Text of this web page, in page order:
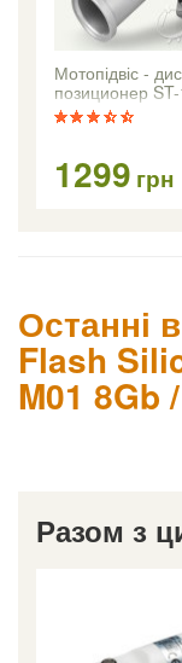
Мотопідвіс -
позиционер
1299 грн
Останні
Flash
M01 8Gb
Разом з